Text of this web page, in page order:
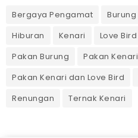
Bergaya Pengamat Burung
Hiburan
Kenari Love Bird
Pakan Burung
Pakan Kenari
Pakan Kenari dan Love Bird
Renungan
Ternak Kenari